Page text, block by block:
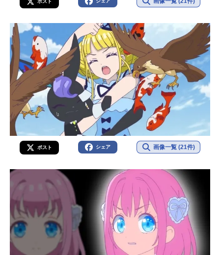
ポスト
ポスト シェア 画像一覧 (21件)